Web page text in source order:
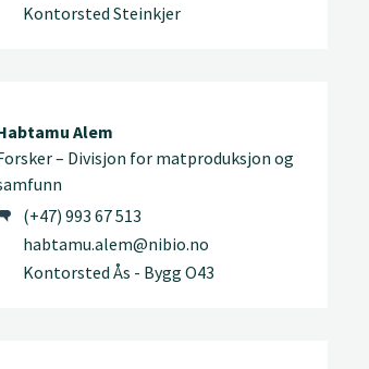
Kontorsted Steinkjer
Alem
– Divisjon for matproduksjon og
(+47) 993 67 513
habtamu.alem@nibio.no
Kontorsted Ås - Bygg O43